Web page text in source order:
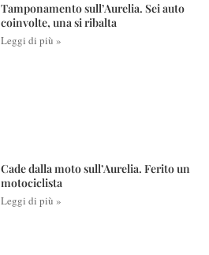
Tamponamento sull’Aurelia. Sei auto
coinvolte, una si ribalta
Leggi di più »
Cade dalla moto sull’Aurelia. Ferito un
motociclista
Leggi di più »